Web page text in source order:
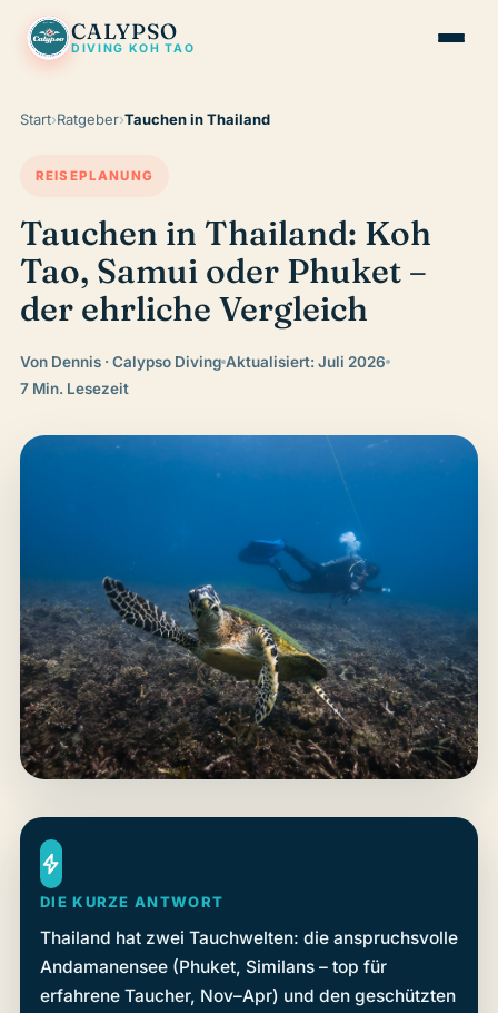
CALYPSO
DIVING KOH TAO
Kontakt
Start›Ratgeber›Tauchen in Thailand
REISEPLANUNG
Tauchen in Thailand: Koh
Tao, Samui oder Phuket –
der ehrliche Vergleich
Von Dennis · Calypso Diving Aktualisiert: Juli 2026
7 Min. Lesezeit
DIE KURZE ANTWORT
Thailand hat zwei Tauchwelten: die anspruchsvolle
Andamanensee (Phuket, Similans – top für
erfahrene Taucher, Nov–Apr) und den geschützten